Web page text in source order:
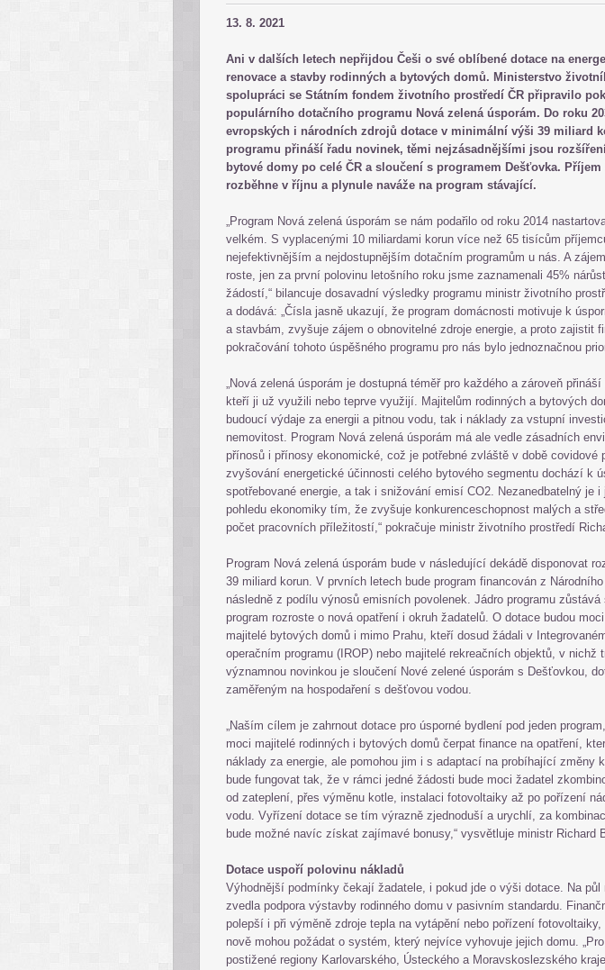
13. 8. 2021
Ani v dalších letech nepřijdou Češi o své oblíbené dotace na
renovace a stavby rodinných a bytových domů. Ministerstvo
spolupráci se Státním fondem životního prostředí ČR připravilo
populárního dotačního programu Nová zelená úsporám. Do roku
evropských i národních zdrojů dotace v minimální výši 39 miliard
programu přináší řadu novinek, těmi nejzásadnějšími jsou
bytové domy po celé ČR a sloučení s programem Dešťovka. Příjem
rozběhne v říjnu a plynule naváže na program stávající.
„Program Nová zelená úsporám se nám podařilo od roku 2014
velkém. S vyplacenými 10 miliardami korun více než 65 tisícům
nejefektivnějším a nejdostupnějším dotačním programům u nás. A
roste, jen za první polovinu letošního roku jsme zaznamenali 45%
žádostí,“ bilancuje dosavadní výsledky programu ministr životního
a dodává: „Čísla jasně ukazují, že program domácnosti motivuje k
a stavbám, zvyšuje zájem o obnovitelné zdroje energie, a proto zajistit
pokračování tohoto úspěšného programu pro nás bylo jednoznačnou
„Nová zelená úsporám je dostupná téměř pro každého a zároveň
kteří ji už využili nebo teprve využijí. Majitelům rodinných a bytových
budoucí výdaje za energii a pitnou vodu, tak i náklady za vstupní
nemovitost. Program Nová zelená úsporám má ale vedle zásadních
přínosů i přínosy ekonomické, což je potřebné zvláště v době covidové
zvyšování energetické účinnosti celého bytového segmentu dochází k
spotřebované energie, a tak i snižování emisí CO2. Nezanedbatelný je i
pohledu ekonomiky tím, že zvyšuje konkurenceschopnost malých a
počet pracovních příležitostí,“ pokračuje ministr životního prostředí
Program Nová zelená úsporám bude v následující dekádě disponovat
39 miliard korun. V prvních letech bude program financován z
následně z podílu výnosů emisních povolenek. Jádro programu
program rozroste o nová opatření i okruh žadatelů. O dotace budou
majitelé bytových domů i mimo Prahu, kteří dosud žádali v
operačním programu (IROP) nebo majitelé rekreačních objektů, v nichž
významnou novinkou je sloučení Nové zelené úsporám s Dešťovkou,
zaměřeným na hospodaření s dešťovou vodou.
„Naším cílem je zahrnout dotace pro úsporné bydlení pod jeden
moci majitelé rodinných i bytových domů čerpat finance na opatření,
náklady za energie, ale pomohou jim i s adaptací na probíhající změny
bude fungovat tak, že v rámci jedné žádosti bude moci žadatel
od zateplení, přes výměnu kotle, instalaci fotovoltaiky až po pořízení
vodu. Vyřízení dotace se tím výrazně zjednoduší a urychlí, za
bude možné navíc získat zajímavé bonusy,“ vysvětluje ministr Richard
Dotace uspoří polovinu nákladů
Výhodnější podmínky čekají žadatele, i pokud jde o výši dotace. Na půl
zvedla podpora výstavby rodinného domu v pasivním standardu.
polepší i při výměně zdroje tepla na vytápění nebo pořízení
nově mohou požádat o systém, který nejvíce vyhovuje jejich domu.
postižené regiony Karlovarského, Ústeckého a Moravskoslezského